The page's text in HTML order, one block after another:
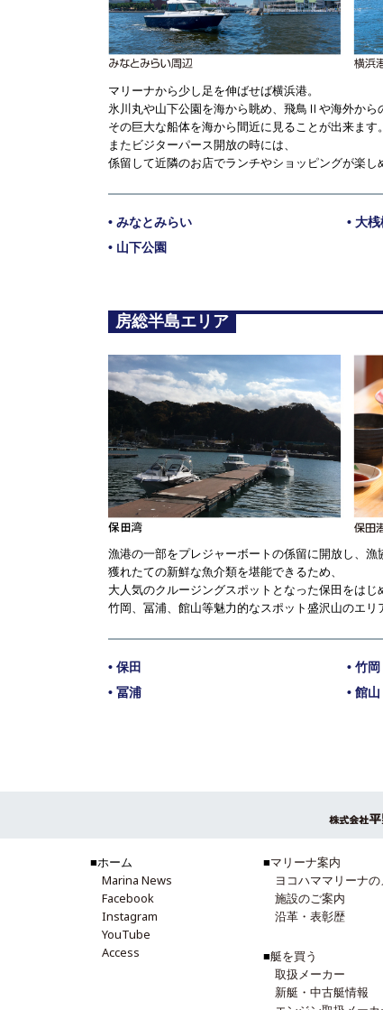
マリーナから少し足を伸ばせば横浜港。
氷川丸や山下公園を海から眺め、飛鳥Ⅱや海外から
その巨大な船体を海から間近に見ることが出来ます。
またビジターパース開放の時には、
係留して近隣のお店でランチやショッピングが楽し
• みなとみらい
• 山下公園
• 大
房総半島エリア
漁港の一部をプレジャーボートの係留に開放し、漁
獲れたての新鮮な魚介類を堪能できるため、
大人気のクルージングスポットとなった保田をはじ
竹岡、冨浦、館山等魅力的なスポット盛沢山のエリ
• 保田
• 冨浦
• 竹岡
• 館山
■ホーム
Marina News
Facebook
Instagram
YouTube
Access
■マリーナ案内
ヨコハママリーナの
施設のご案内
沿革・表彰歴
■艇を買う
取扱メーカー
新艇・中古艇情報